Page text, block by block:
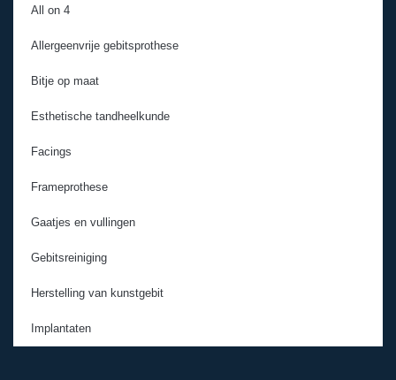
All on 4
Allergeenvrije gebitsprothese
Bitje op maat
Esthetische tandheelkunde
Facings
Frameprothese
Gaatjes en vullingen
Gebitsreiniging
Herstelling van kunstgebit
Implantaten